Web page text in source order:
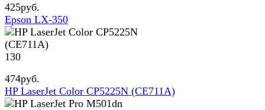
425руб.
Epson LX-350
130
474руб.
HP LaserJet Color CP5225N (CE711A)